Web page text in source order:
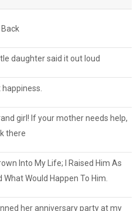
daughter said it out loud
girl! If your mother needs help,
there
Into My Life; I Raised Him As
Would Happen To Him.
her anniversary party at my